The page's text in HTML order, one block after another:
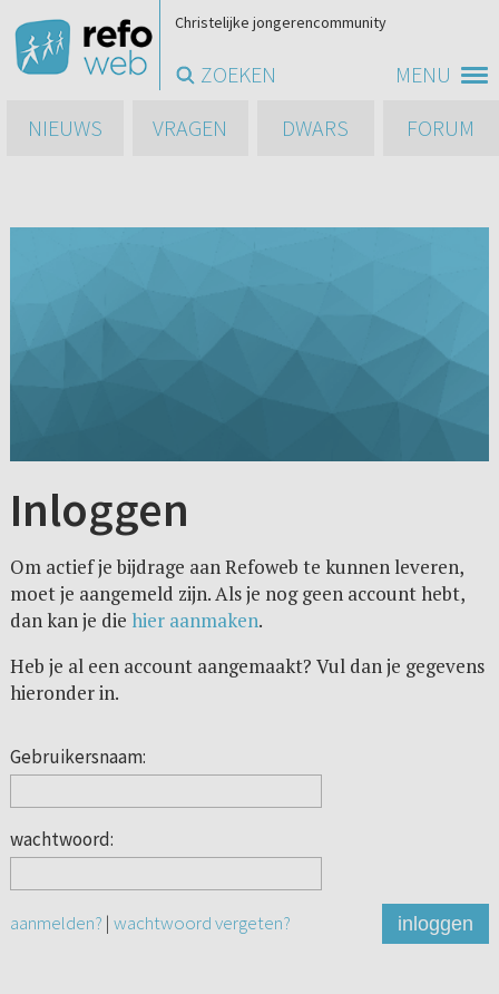
MENU
Christelijke jongerencommunity
ZOEKEN
NIEUWS
VRAGEN DWARS FORUM
Inloggen
Om actief je bijdrage aan Refoweb te kunnen leveren,
moet je aangemeld zijn. Als je nog geen account hebt,
dan kan je die hier aanmaken.
Heb je al een account aangemaakt? Vul dan je gegevens
hieronder in.
Gebruikersnaam:
wachtwoord:
aanmelden? | wachtwoord vergeten? inloggen